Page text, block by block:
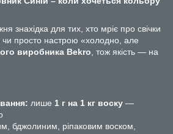
знахідка для тих, хто мріє про свічки
чи просто настрою «холодно, але
виробника Bekro , тож якість — на
лише 1 г на 1 кг воску —
бджолиним, ріпаковим воском,